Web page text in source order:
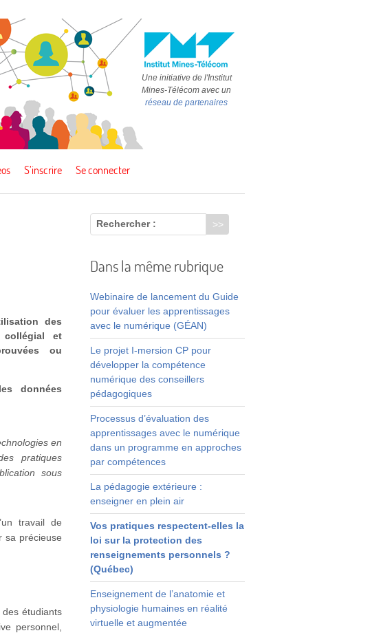
Une initiative de l'Institut
Mines-Télécom avec un
réseau de partenaires
S’inscrire Se connecter
des
collégial et
ou
données
en
pratiques
sous
travail de
sa précieuse
étudiants
personnel,
Rechercher :
Dans la même rubrique
Webinaire de lancement du Guide
pour évaluer les apprentissages
avec le numérique (GÉAN)
Le projet I-mersion CP pour
développer la compétence
numérique des conseillers
pédagogiques
Processus d’évaluation des
apprentissages avec le numérique
dans un programme en approches
par compétences
La pédagogie extérieure :
enseigner en plein air
Vos pratiques respectent-elles la
loi sur la protection des
renseignements personnels ?
(Québec)
Enseignement de l’anatomie et
physiologie humaines en réalité
virtuelle et augmentée